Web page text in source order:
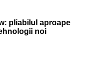
pliabilul aproape
noi